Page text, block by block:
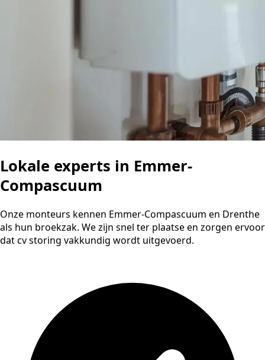
Lokale experts in Emmer-
Compascuum
Onze monteurs kennen Emmer-Compascuum en Drenthe
als hun broekzak. We zijn snel ter plaatse en zorgen ervoor
dat cv storing vakkundig wordt uitgevoerd.